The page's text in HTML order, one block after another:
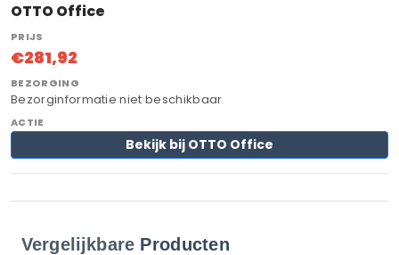
OTTO Office
€281,92
Bezorginformatie niet beschikbaar
Bekijk bij OTTO Office
Vergelijkbare Producten